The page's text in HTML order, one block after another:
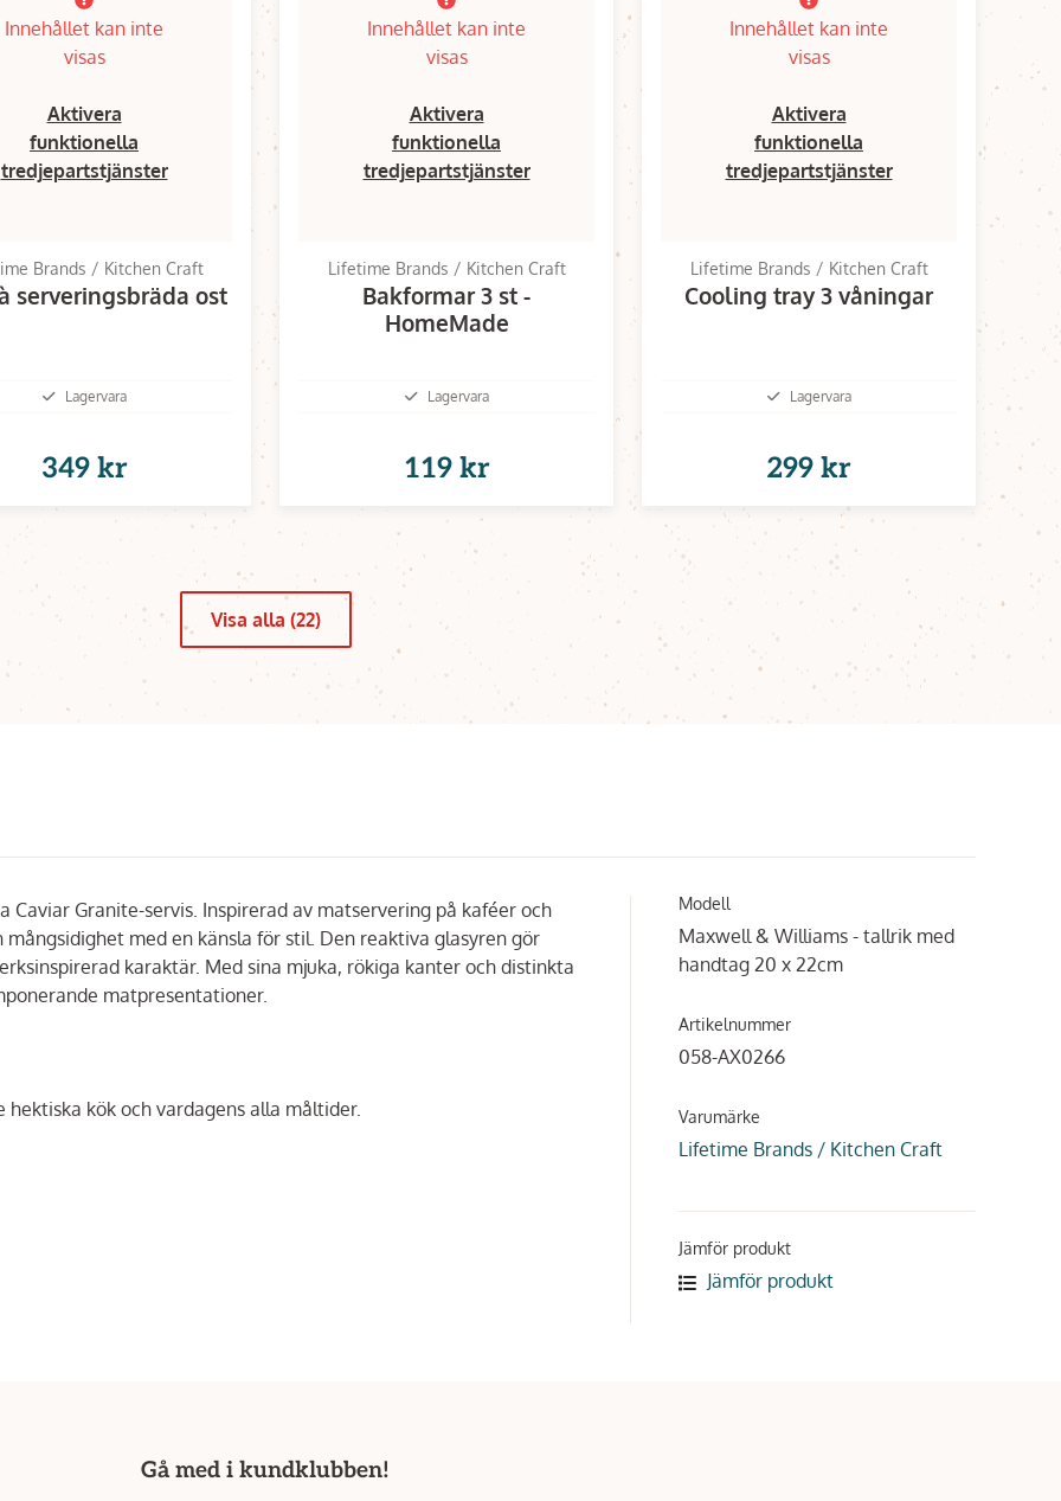
Innehållet kan inte
visas
Aktivera
funktionella
tredjepartstjänster
Brands / Kitchen Craft
serveringsbräda ost
Lagervara
349 kr
Innehållet kan inte
visas
Aktivera
funktionella
tredjepartstjänster
Lifetime Brands / Kitchen Craft
Bakformar 3 st -
HomeMade
Lagervara
119 kr
Innehållet kan inte
visas
Aktivera
funktionella
tredjepartstjänster
Lifetime Brands / Kitchen Craft
Cooling tray 3 våningar
Lagervara
299 kr
Visa alla (22)
Granite-servis. Inspirerad av matservering på kaféer och
med en känsla för stil. Den reaktiva glasyren gör
karaktär. Med sina mjuka, rökiga kanter och distinkta
matpresentationer.
kök och vardagens alla måltider.
Modell
Maxwell & Williams - tallrik med
handtag 20 x 22cm
Artikelnummer
058-AX0266
Varumärke
Lifetime Brands / Kitchen Craft
Jämför produkt
Jämför produkt
Gå med i kundklubben!